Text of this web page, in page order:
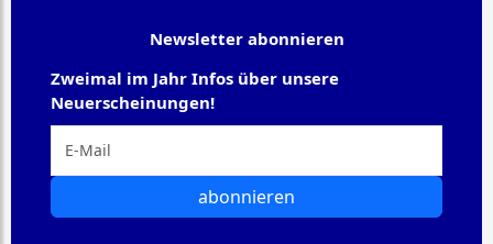
Newsletter abonnieren
Zweimal im Jahr Infos über unsere
Neuerscheinungen!
abonnieren